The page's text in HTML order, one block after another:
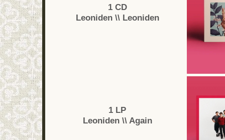
1 CD
Leoniden \\ Leoniden
1 LP
Leoniden \\ Again